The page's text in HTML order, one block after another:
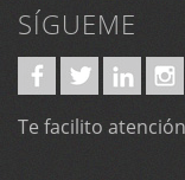
SÍGUEME
Te facilito